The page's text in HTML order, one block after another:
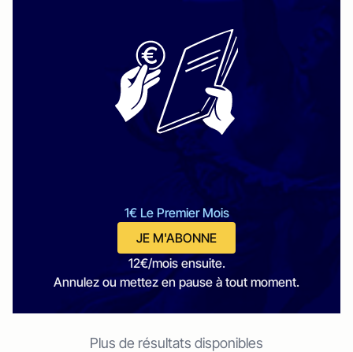
1€ Le Premier Mois
JE M'ABONNE
12€/mois ensuite.
Annulez ou mettez en pause à tout moment.
Plus de résultats disponibles